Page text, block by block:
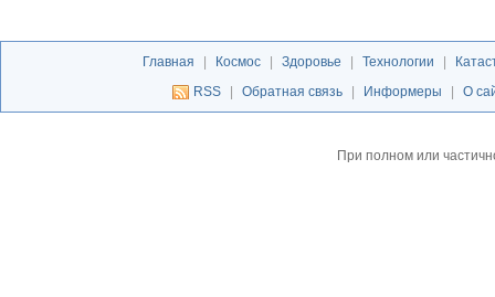
Главная Космос Здоровье Технологии
RSS
Обратная связь Информеры О
При полном или